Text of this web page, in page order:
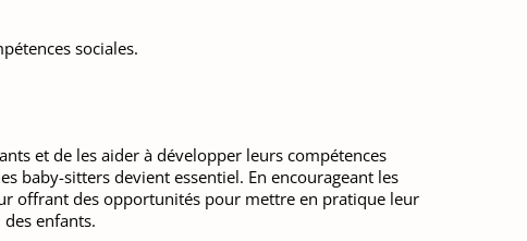
sociales.
et de les aider à développer leurs compétences
baby-sitters devient essentiel. En encourageant les
offrant des opportunités pour mettre en pratique leur
enfants.